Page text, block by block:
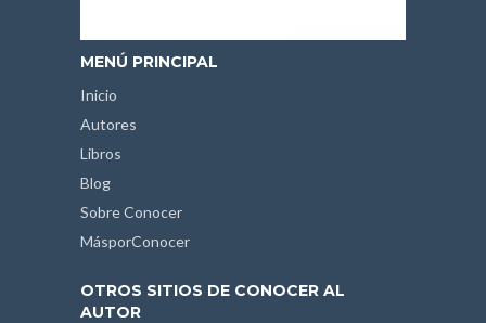
MENÚ PRINCIPAL
Inicio
Autores
Libros
Blog
Sobre Conocer
MásporConocer
OTROS SITIOS DE CONOCER AL
AUTOR